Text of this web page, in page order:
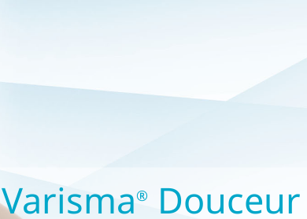
Varisma® Douceur